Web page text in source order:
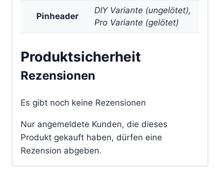
Pinheader
DIY Variante (ungelötet),
Pro Variante (gelötet)
Produktsicherheit
Rezensionen
Es gibt noch keine Rezensionen
Nur angemeldete Kunden, die dieses
Produkt gekauft haben, dürfen eine
Rezension abgeben.